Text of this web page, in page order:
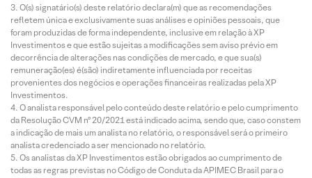
O(s) signatário(s) deste relatório declara(m) que as recomendações
refletem única e exclusivamente suas análises e opiniões pessoais, que
foram produzidas de forma independente, inclusive em relação à XP
Investimentos e que estão sujeitas a modificações sem aviso prévio em
decorrência de alterações nas condições de mercado, e que sua(s)
remuneração(es) é(são) indiretamente influenciada por receitas
provenientes dos negócios e operações financeiras realizadas pela XP
Investimentos.
O analista responsável pelo conteúdo deste relatório e pelo cumprimento
da Resolução CVM nº 20/2021 está indicado acima, sendo que, caso constem
a indicação de mais um analista no relatório, o responsável será o primeiro
analista credenciado a ser mencionado no relatório.
Os analistas da XP Investimentos estão obrigados ao cumprimento de
todas as regras previstas no Código de Conduta da APIMEC Brasil para o